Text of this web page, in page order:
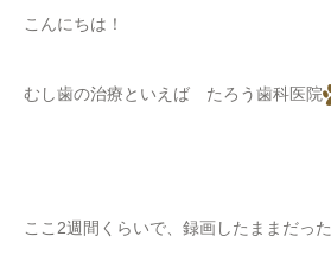
こんにちは！
むし歯の治療といえば たろう歯科医院
ここ2週間くらいで、録画したままだった